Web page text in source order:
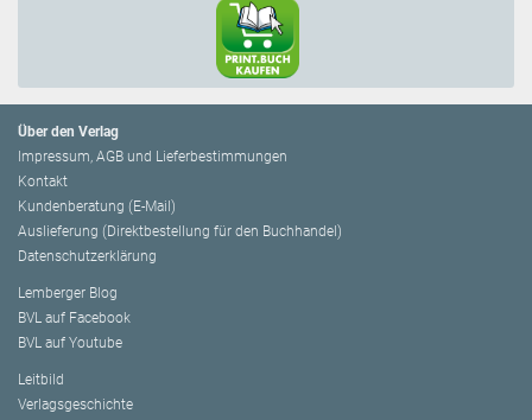
Über den Verlag
Impressum, AGB und Lieferbestimmungen
Kontakt
Kundenberatung (E-Mail)
Auslieferung (Direktbestellung für den Buchhandel)
Datenschutzerklärung
Lemberger Blog
BVL auf Facebook
BVL auf Youtube
Leitbild
Verlagsgeschichte